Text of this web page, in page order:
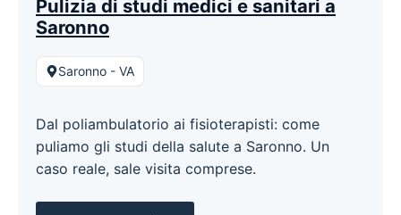
Pulizia di studi medici e sanitari a
Saronno
Saronno - VA
Dal poliambulatorio ai fisioterapisti: come
puliamo gli studi della salute a Saronno. Un
caso reale, sale visita comprese.